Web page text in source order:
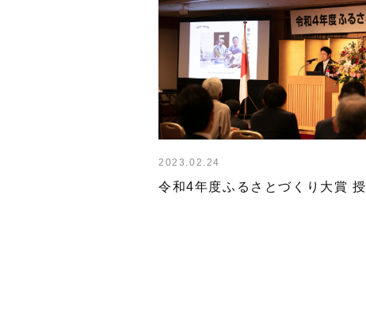
2023.02.24
令和4年度ふるさとづくり大賞